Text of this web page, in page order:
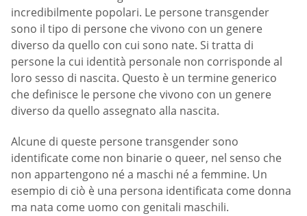
incredibilmente popolari. Le persone transgender
sono il tipo di persone che vivono con un genere
diverso da quello con cui sono nate. Si tratta di
persone la cui identità personale non corrisponde al
loro sesso di nascita. Questo è un termine generico
che definisce le persone che vivono con un genere
diverso da quello assegnato alla nascita.
Alcune di queste persone transgender sono
identificate come non binarie o queer, nel senso che
non appartengono né a maschi né a femmine. Un
esempio di ciò è una persona identificata come donna
ma nata come uomo con genitali maschili.